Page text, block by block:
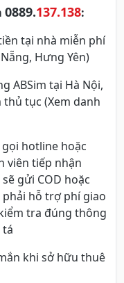
0889.137.138:
tại nhà miễn phí
Hưng Yên)
ABSim tại Hà Nội,
thủ tục (Xem danh
hotline hoặc
viên tiếp nhận
gửi COD hoặc
hỗ trợ phí giao
tra đúng thông
khi sở hữu thuê